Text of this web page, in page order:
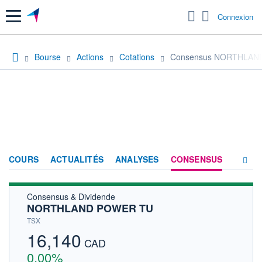
Menu Connexion
Bourse Actions Cotations Consensus
COURS ACTUALITÉS ANALYSES CONSENSUS
Consensus & Dividende
NORTHLAND POWER TU
TSX
16,140 CAD
0,00%